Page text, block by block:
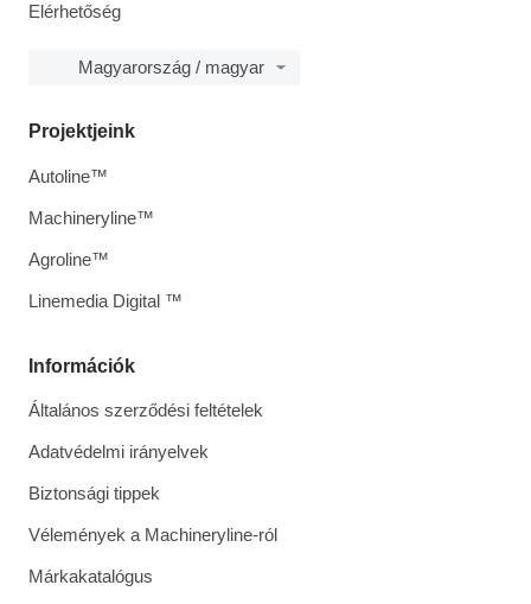
Elérhetőség
Magyarország / magyar
Információk
Általános szerződési feltételek
Adatvédelmi irányelvek
Biztonsági tippek
Vélemények a Machineryline-ról
Márkakatalógus
Projektjeink
Autoline™
Machineryline™
Agroline™
Linemedia Digital ™